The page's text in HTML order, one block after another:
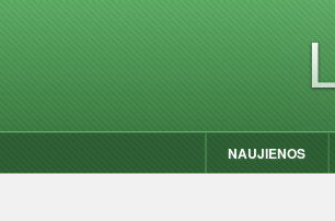
NAUJIENOS